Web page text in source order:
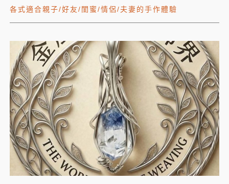
各式適合親子/好友/閨蜜/情侶/夫妻的手作體驗